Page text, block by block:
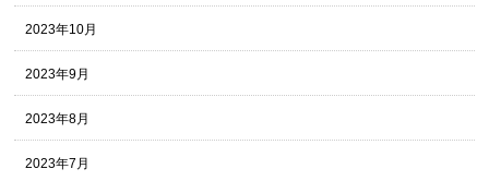
2023年10月
2023年9月
2023年8月
2023年7月